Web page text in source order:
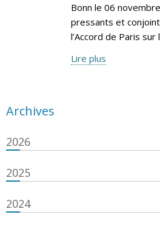
Bonn le 06
pressants et
l’Accord de Paris
Lire plus
Archives
2026
2025
2024